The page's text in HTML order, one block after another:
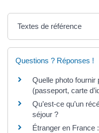
Textes de référence
Questions ? Réponses !
Quelle photo fournir
(passeport, carte
Qu’est-ce qu’un
séjour ?
Étranger en France